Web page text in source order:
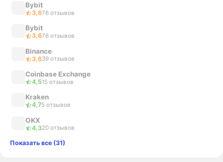
Bybit
3,676 отзывов
Bybit
3,676 отзывов
Binance
3,639 отзывов
Coinbase Exchange
4,515 отзывов
Kraken
4,75 отзывов
OKX
4,320 отзывов
Показать все (31)